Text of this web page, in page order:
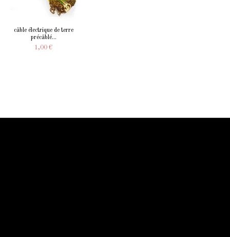
câble électrique de terre
précâblé...
1,00 €